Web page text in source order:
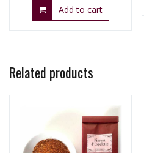
Add to cart
Related products